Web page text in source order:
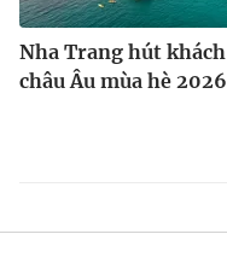
Nha Trang hút khách
châu Âu mùa hè 2026